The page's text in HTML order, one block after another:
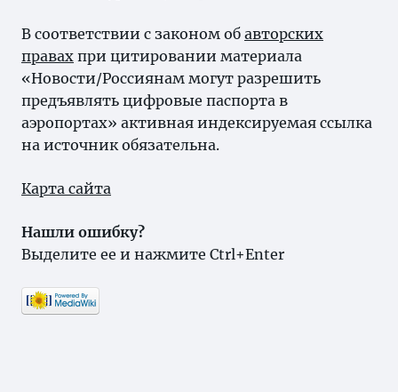
В соответствии с законом об авторских
правах при цитировании материала
«Новости/Россиянам могут разрешить
предъявлять цифровые паспорта в
аэропортах» активная индексируемая ссылка
на источник обязательна.
Карта сайта
Нашли ошибку?
Выделите ее и нажмите Ctrl+Enter